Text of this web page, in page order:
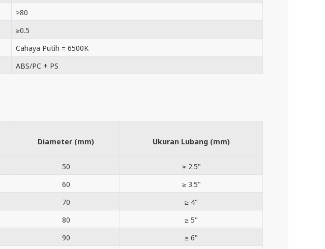
>80
≥0.5
Cahaya Putih = 6500K
ABS/PC + PS
Diameter (mm) Ukuran Lubang (mm)
50
≥ 2.5"
60
≥ 3.5"
70
≥ 4"
80
≥ 5"
90
≥ 6"